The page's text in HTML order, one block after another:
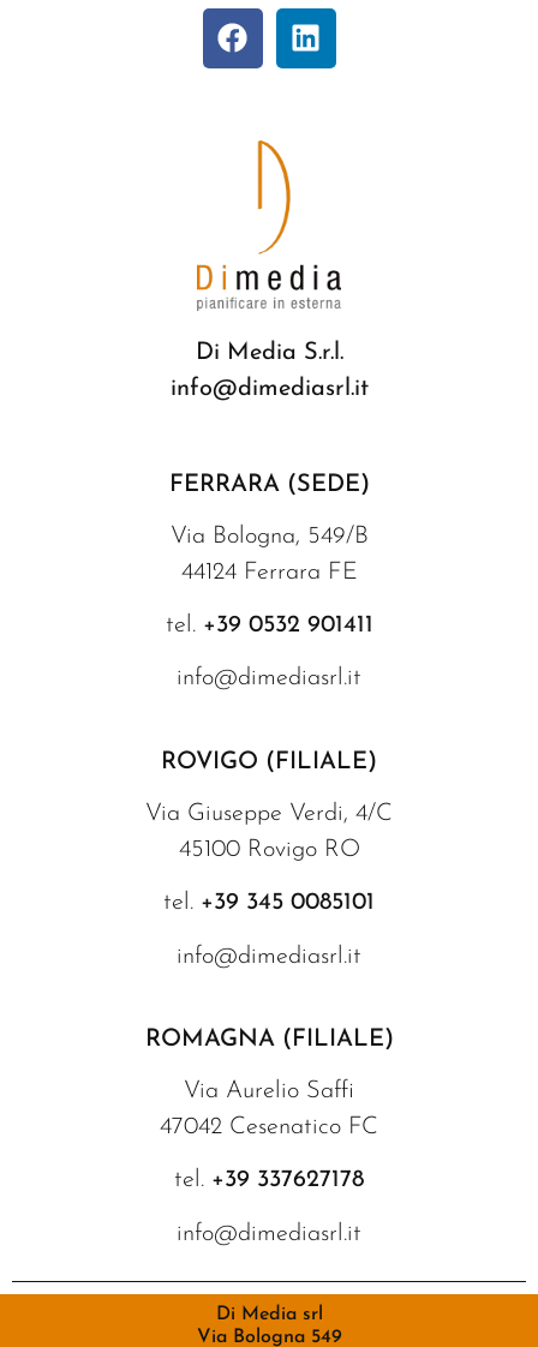
Di Media S.r.l.
info@dimediasrl.it
FERRARA (SEDE)
Via Bologna, 549/B
44124 Ferrara F E
tel. +39 0532 901411
info@dimediasrl.it
ROVIGO (FILIALE)
Via Giuseppe Verdi, 4/C
45100 Rovigo RO
tel. +39 345 0085101
info@dimediasrl.it
ROMAGNA (FILIALE)
Via Aurelio Saffi
47042 Cesenatico FC
tel. +39 337627178
info@dimediasrl.it
Di Media srl
Via Bologna 549